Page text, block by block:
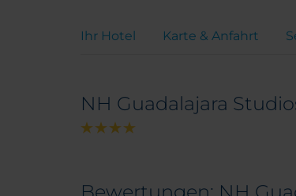
Ihr Hotel Karte & Anfahrt
NH Guadalajara